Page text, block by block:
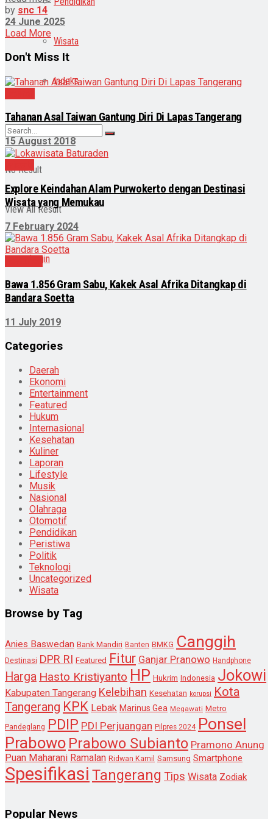
Wisata
Indeks
No Result
View All Result
Login
by snc 14
24 June 2025
Load More
Don't Miss It
Tahanan Asal Taiwan Gantung Diri Di Lapas Tangerang
15 August 2018
Explore Keindahan Alam Purwokerto dengan Destinasi
Wisata yang Memukau
7 February 2024
Bawa 1.856 Gram Sabu, Kakek Asal Afrika Ditangkap di
Bandara Soetta
11 July 2019
Categories
Daerah
Ekonomi
Entertainment
Featured
Hukum
Internasional
Kesehatan
Kuliner
Laporan
Lifestyle
Musik
Nasional
Olahraga
Otomotif
Pendidikan
Peristiwa
Politik
Teknologi
Uncategorized
Wisata
Browse by Tag
Anies Baswedan Bank Mandiri Banten BMKG Canggih
Destinasi DPR RI Featured Fitur Ganjar Pranowo Handphone
Harga Hasto Kristiyanto HP Hukrim Indonesia Jokowi
Kabupaten Tangerang Kelebihan Kesehatan korupsi Kota
Tangerang KPK Lebak Marinus Gea Megawati Metro
Pandeglang PDIP PDI Perjuangan Pilpres 2024 Ponsel
Prabowo Prabowo Subianto Pramono Anung
Puan Maharani Ramalan Ridwan Kamil Samsung Smartphone
Spesifikasi Tangerang Tips Wisata Zodiak
Popular News